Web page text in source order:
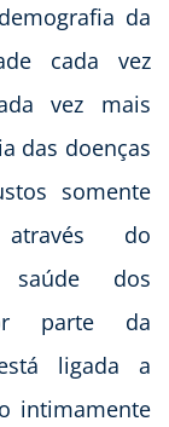
da
cada vez
vez mais
das doenças
somente
do
saúde dos
parte da
ligada a
intimamente